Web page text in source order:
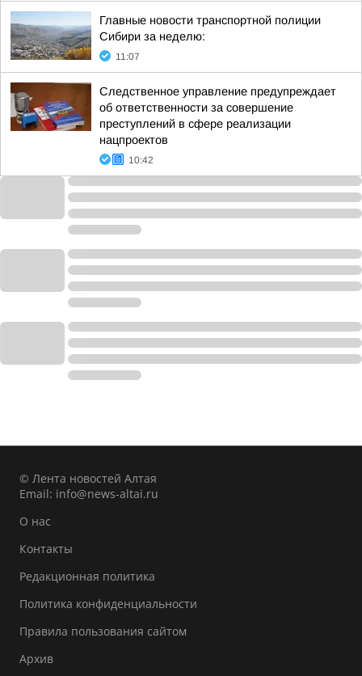
Главные новости транспортной полиции
Сибири за неделю:
11:07
Следственное управление предупреждает
об ответственности за совершение
преступлений в сфере реализации
нацпроектов
10:42
© Лента новостей Алтая
Email: info@news-altai.ru
О нас
Контакты
Редакционная политика
Политика конфиденциальности
Правила пользования сайтом
Архив